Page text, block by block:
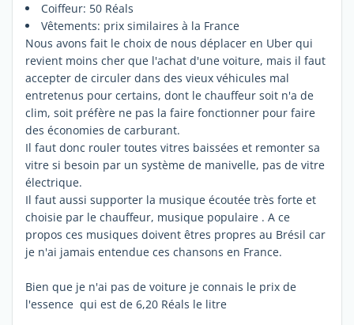
Coiffeur: 50 Réals
Vêtements: prix similaires à la France
Nous avons fait le choix de nous déplacer en Uber qui
revient moins cher que l'achat d'une voiture, mais il faut
accepter de circuler dans des vieux véhicules mal
entretenus pour certains, dont le chauffeur soit n'a de
clim, soit préfère ne pas la faire fonctionner pour faire
des économies de carburant.
Il faut donc rouler toutes vitres baissées et remonter sa
vitre si besoin par un système de manivelle, pas de vitre
électrique.
Il faut aussi supporter la musique écoutée très forte et
choisie par le chauffeur, musique populaire . A ce
propos ces musiques doivent êtres propres au Brésil car
je n'ai jamais entendue ces chansons en France.
Bien que je n'ai pas de voiture je connais le prix de
l'essence qui est de 6,20 Réals le litre